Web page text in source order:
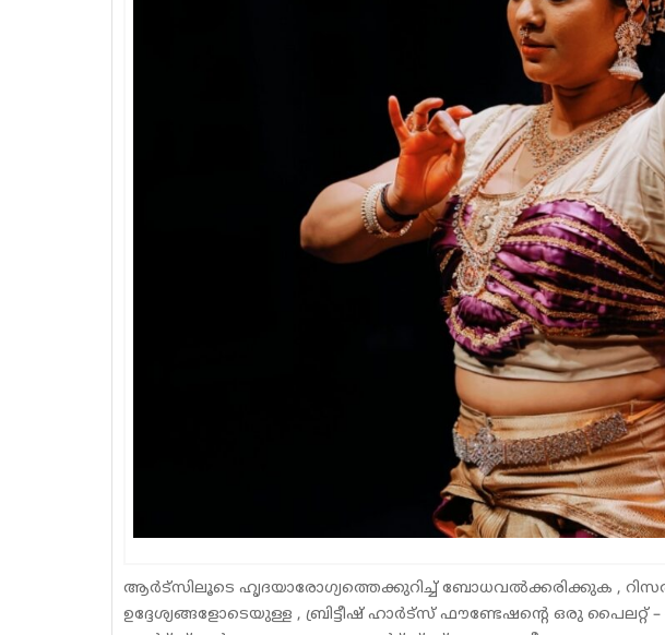
ആർട്സിലൂടെ ഹൃദയാരോഗ്യത്തെക്കുറിച്ച് ബോധവൽക്കരിക്കുക ,
ഉദ്ദേശ്യങ്ങളോടെയുള്ള , ബ്രിട്ടീഷ് ഹാർട്സ് ഫൗണ്ടേഷന്റെ ഒരു